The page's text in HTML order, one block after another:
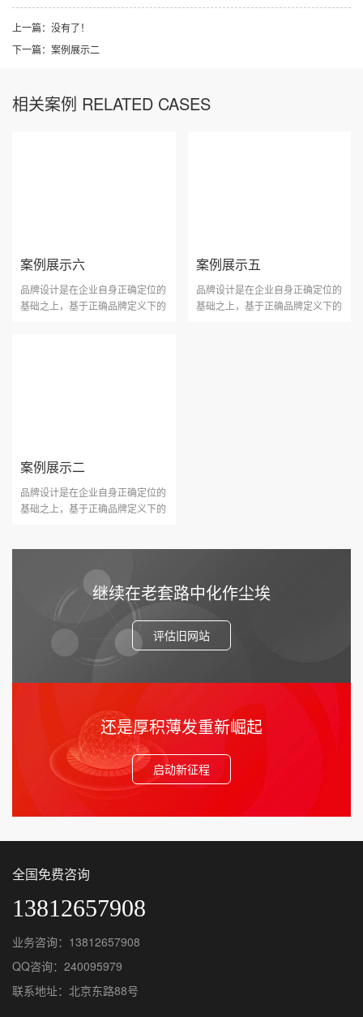
上一篇：没有了！
下一篇： 案例展示二
相关案例 RELATED CASES
案例展示六
品牌设计是在企业自身正确定位的
基础之上，基于正确品牌定义下的
案例展示五
品牌设计是在企业自身正确定位的
基础之上，基于正确品牌定义下的
案例展示二
品牌设计是在企业自身正确定位的
基础之上，基于正确品牌定义下的
继续在老套路中化作尘埃
评估旧网站
还是厚积薄发重新崛起
启动新征程
全国免费咨询
13812657908
业务咨询：13812657908
QQ咨询：240095979
联系地址：北京东路88号